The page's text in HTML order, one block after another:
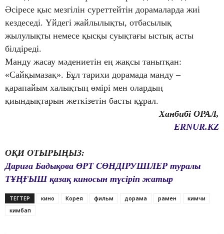
Әсіресе қыс мезгілін суреттейтін дорамаларда жиі
кездеседі. Үйдегі жайлылықты, отбасылық
жылулықты немесе қысқы суықтағы ыстық асты
білдіреді.
Манду жасау мәдениетін ең жақсы танытқан:
«Сайқымазақ». Бұл тарихи дорамада манду –
қарапайым халықтың өмірі мен олардың
қиындықтарын жеткізетін басты құрал.
Ханбибі ОРАЛ,
ERNUR.KZ
ОҚИ ОТЫРЫҢЫЗ:
Дариға Бадықова ӨРТ СӨНДІРУШІЛЕР туралы
ТҰҢҒЫШ қазақ киносын түсіріп жатыр
ТЕГТЕР кино Корея фильм дорама рамен
кимчи
кимбап